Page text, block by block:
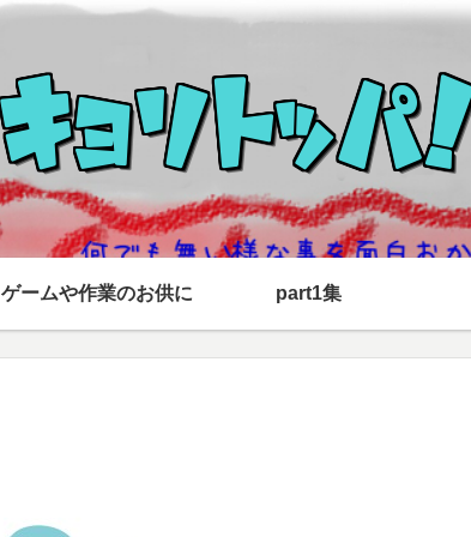
ゲームや作業のお供に part1集